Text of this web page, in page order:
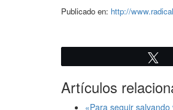
Publicado en: http://
Artículos
«Para seguir